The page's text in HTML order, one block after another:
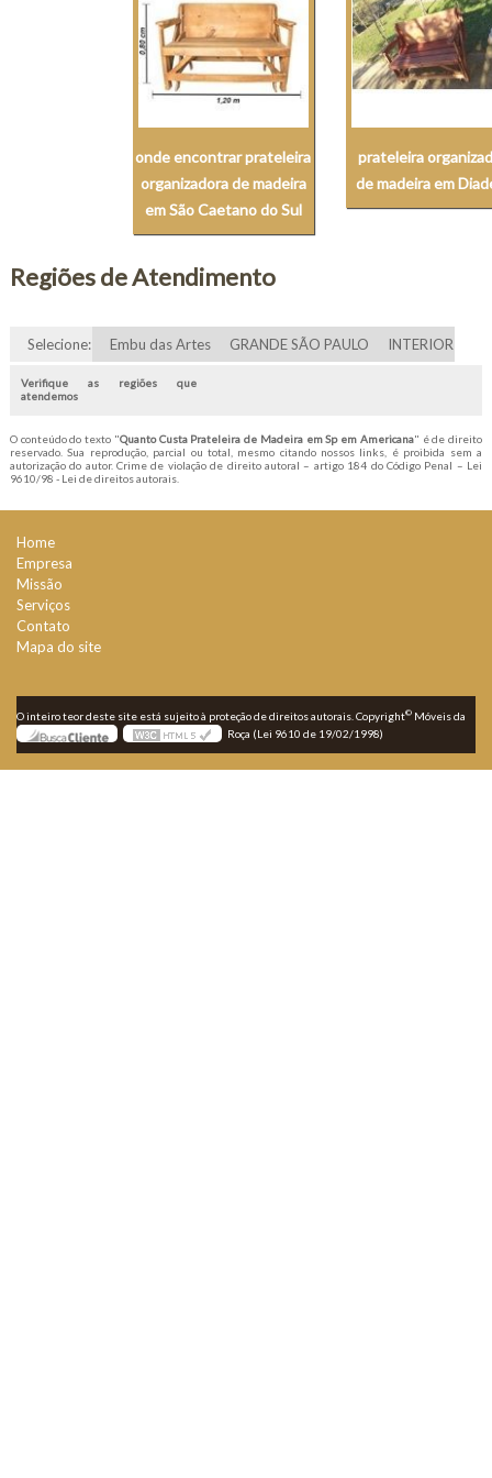
onde encontrar prateleira
organizadora de madeira
em São Caetano do Sul
prateleira
de madeira em
Regiões de Atendimento
Selecione: Embu das Artes GRANDE SÃO PAULO INTERIOR
Verifique as regiões que
atendemos
O conteúdo do texto "Quanto Custa Prateleira de Madeira em Sp em Americana" é de direito
reservado. Sua reprodução, parcial ou total, mesmo citando nossos links, é proibida sem a
autorização do autor. Crime de violação de direito autoral – artigo 184 do Código Penal – Lei
9610/98 - Lei de direitos autorais.
Home
Empresa
Missão
Serviços
Contato
Mapa do site
O inteiro teor deste site está sujeito à proteção de direitos autorais. Copyright© Móveis da
Roça (Lei 9610 de 19/02/1998)